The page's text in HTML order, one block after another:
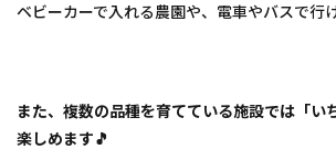
いち
つい
て
ベビーカーで入れる農園や、電車やバスで行
また、複数の品種を育てている施設では「い
楽しめます🎵